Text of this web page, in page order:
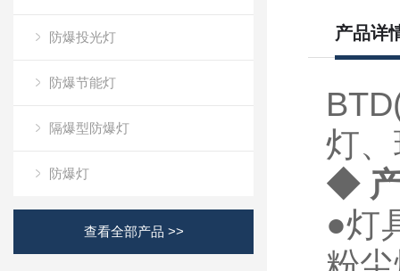
防爆投光灯
防爆节能灯
隔爆型防爆灯
防爆灯
查看全部产品 >>
产品详
灯
◆
●灯